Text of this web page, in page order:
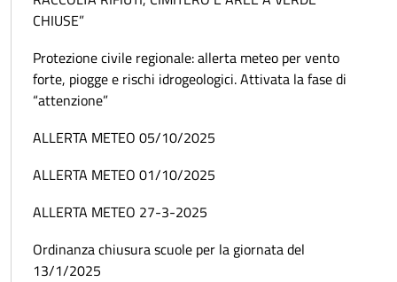
CHIUSE”
Protezione civile regionale: allerta meteo per vento
forte, piogge e rischi idrogeologici. Attivata la fase di
“attenzione”
ALLERTA METEO 05/10/2025
ALLERTA METEO 01/10/2025
ALLERTA METEO 27-3-2025
Ordinanza chiusura scuole per la giornata del
13/1/2025